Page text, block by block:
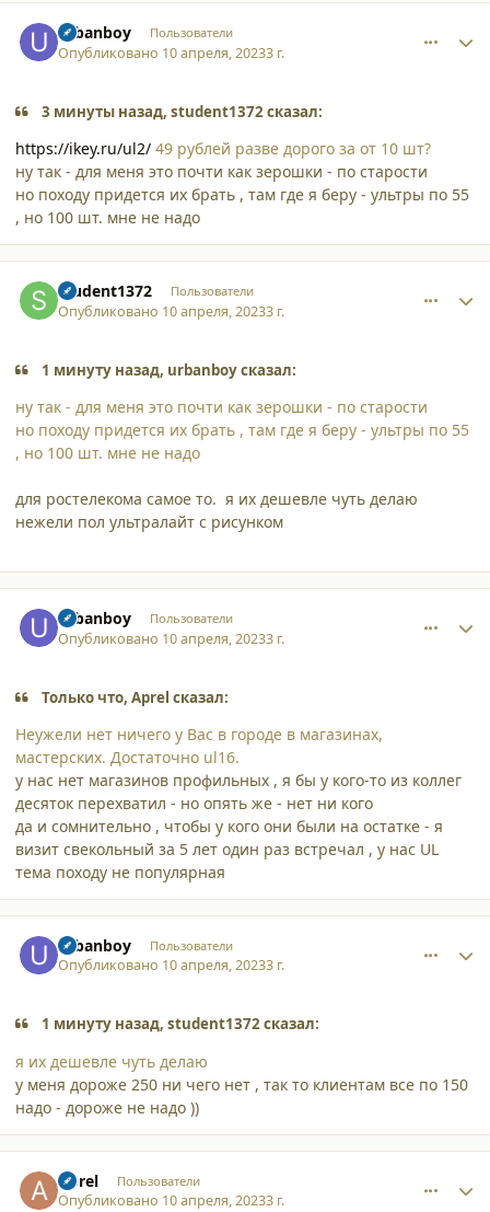
urbanboy Пользователи
Опубликовано 10 апреля, 20233 г.
3 минуты назад, student1372 сказал:
https://ikey.ru/ul2/ 49 рублей разве дорого за от 10 шт?
ну так - для меня это почти как зерошки - по старости
но походу придется их брать , там где я беру - ультры по 55
, но 100 шт. мне не надо
student1372 Пользователи
Опубликовано 10 апреля, 20233 г.
1 минуту назад, urbanboy сказал:
ну так - для меня это почти как зерошки - по старости
но походу придется их брать , там где я беру - ультры по 55
, но 100 шт. мне не надо
для ростелекома самое то. я их дешевле чуть делаю
нежели пол ультралайт с рисунком
urbanboy Пользователи
Опубликовано 10 апреля, 20233 г.
Только что, Aprel сказал:
Неужели нет ничего у Вас в городе в магазинах,
мастерских. Достаточно ul16.
у нас нет магазинов профильных , я бы у кого-то из коллег
десяток перехватил - но опять же - нет ни кого
да и сомнительно , чтобы у кого они были на остатке - я
визит свекольный за 5 лет один раз встречал , у нас UL
тема походу не популярная
urbanboy Пользователи
Опубликовано 10 апреля, 20233 г.
1 минуту назад, student1372 сказал:
я их дешевле чуть делаю
у меня дороже 250 ни чего нет , так то клиентам все по 150
надо - дороже не надо ))
Aprel Пользователи
Опубликовано 10 апреля, 20233 г.